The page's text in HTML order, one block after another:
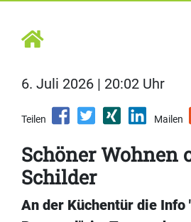
6. Juli 2026 | 20:02 Uhr
Teilen Mailen
Schöner Wohnen
Schilder
An der Küchentür die